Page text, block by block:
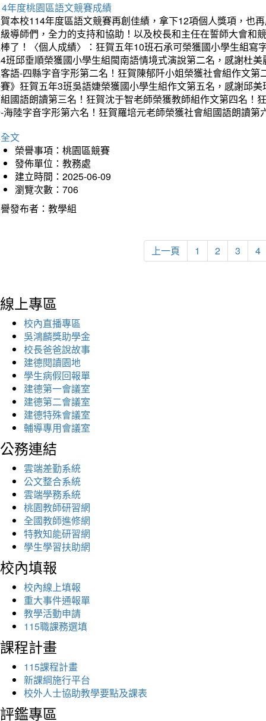
年度桃園區語文競賽成績
本校114年度區語文競賽再創佳績，拿下12項個人獎項，也
導師們，全力的支持和協助！以及校長和主任在誓師大會和
了！〈個人成績〉：狂賀五年10班石承可榮獲國小學生組
班邱垂順榮獲國小學生組閩南語情境式演說第二名，感謝杜
語-四縣字音字形第二名！狂賀陳郁阡小姐榮獲社會組作文
》狂賀五年3班吳語婕榮獲國小學生組作文第五名，感謝邱
國語朗讀第三名！狂賀沈于智老師榮獲教師組作文第四名！
海陸字音字形第六名！狂賀羅培元老師榮獲社會組國語朗讀
文
榮譽事項：桃園區競賽
發佈單位：教務處
建立時間：2025-06-09
瀏覽次數：706
發布者：教學組
上一頁 1 2 3 4
線上專區
校內直播專區
吳鴻麟獎助學金
校長爸爸說故事
建德閱讀園地
學生病假回報單
建德第一會議室
建德第二會議室
建德特殊會議室
輔導專用會議室
公務連結
雲端差勤系統
公文整合系統
雲端學務系統
桃園教師研習網
全國教師進修網
特教知能研習網
學生學習扶助網
校內填報
校內線上填報
重大事件通報單
教學活動申請
115職課務選填
課程計畫
115課程計畫
新課綱施行平台
校外人士協助教學要點及課表
評鑑專區